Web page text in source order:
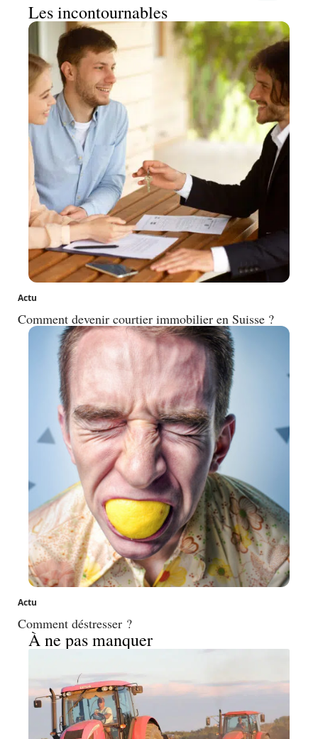
Les incontournables
Actu
Comment devenir courtier immobilier en Suisse ?
Actu
Comment déstresser ?
À ne pas manquer